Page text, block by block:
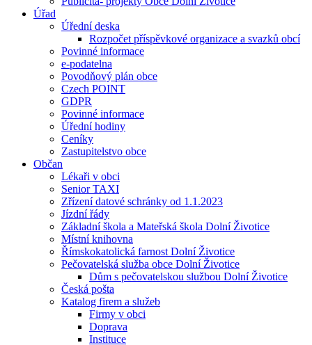
Úřad
Úřední deska
Rozpočet příspěvkové organizace a svazků obcí
Povinné informace
e-podatelna
Povodňový plán obce
Czech POINT
GDPR
Povinné informace
Úřední hodiny
Ceníky
Zastupitelstvo obce
Občan
Lékaři v obci
Senior TAXI
Zřízení datové schránky od 1.1.2023
Jízdní řády
Základní škola a Mateřská škola Dolní Životice
Místní knihovna
Římskokatolická farnost Dolní Životice
Pečovatelská služba obce Dolní Životice
Dům s pečovatelskou službou Dolní Životice
Česká pošta
Katalog firem a služeb
Firmy v obci
Doprava
Instituce